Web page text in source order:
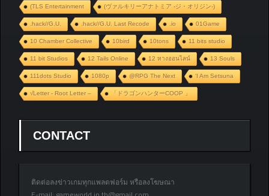
(TLS Entertainment (ヴァルキリーアナトミア ‐ジ・オリジン‐)
.hack//G.U. .hack//G.U. Last Recode .io 01Game
10 Chamber Collective 10bird 10tons 11 bits studio
11 bit Studios 12 Tails Online 12 หางออนไลน์ 13 Souls
111dots Studio 1080p @RPG The Next ‘I Am Setsuna
√Letter - Root Letter – 「ドラゴンハンターCOOP 」
CONTACT
ติดต่อลงข่าวเกมทุกแพลตฟอร์ม หรือลงโฆษณา